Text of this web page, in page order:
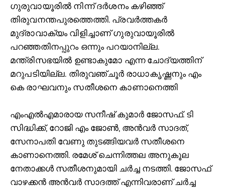
ഗുരുവായൂരിൽ നിന്ന് ദർശനം കഴിഞ്ഞ്
തിരുവനന്തപുരത്തെത്തി. പ്രവർത്തകർ
മുദ്രാവാക്യം വിളിച്ചാണ് ഗുരുവായൂരിൽ
പറഞ്ഞതിനപ്പുറം ഒന്നും പറയാനില്ല.
മന്ത്രിസഭയിൽ ഉണ്ടാകുമോ എന്ന ചോദ്യത്തിന്
മറുപടിയില്ല. തിരുവഞ്ചൂർ രാധാകൃഷ്ണനും എം
കെ രാഘവനും സതീശനെ കാണാനെത്തി
എംഎൽഎമാരായ സനീഷ് കുമാർ ജോസഫ്. ടി
സിദ്ധിക്ക്, റോജി എം ജോൺ, അൻവർ സാദത്,
സേനാപതി വേണു തുടങ്ങിയവർ സതീശനെ
കാണാനെത്തി. രമേശ് ചെന്നിത്തല അനുകൂല
നേതാക്കൾ സതീശനുമായി ചർച്ച നടത്തി. ജോസഫ്
വാഴക്കൻ അൻവർ സാദത്ത് എന്നിവരാണ് ചർച്ച